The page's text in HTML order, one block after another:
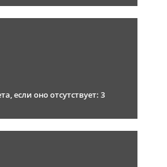
если оно отсутствует: 3